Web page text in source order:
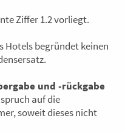
Ziffer 1.2 vorliegt.
Hotels begründet keinen
und -rückgabe
auf die
soweit dieses nicht